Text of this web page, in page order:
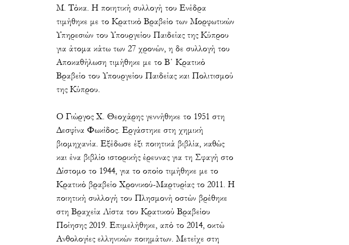
Μ. Τόκα. Η ποιητική συλλογή του Ενέδρα
τιμήθηκε με το Κρατικό Βραβείο των Μορφωτικών
Υπηρεσιών του Υπουργείου Παιδείας της Κύπρου
για άτομα κάτω των 27 χρονών, η δε συλλογή του
Αποκαθήλωση τιμήθηκε με το Β΄ Κρατικό
Βραβείο του Υπουργείου Παιδείας και Πολιτισμού
της Κύπρου.
Ο Γιώργος Χ. Θεοχάρης γεννήθηκε το 1951 στη
Δεσφίνα Φωκίδος. Εργάστηκε στη χημική
βιομηχανία. Εξέδωσε έξι ποιητικά βιβλία, καθώς
και ένα βιβλίο ιστορικής έρευνας για τη Σφαγή στο
Δίστομο το 1944, για το οποίο τιμήθηκε με το
Κρατικό βραβείο Χρονικού-Μαρτυρίας το 2011. Η
ποιητική συλλογή του Πλησμονή οστών βρέθηκε
στη Βραχεία Λίστα του Κρατικού Βραβείου
Ποίησης 2019. Επιμελήθηκε, από το 2014, οκτώ
Ανθολογίες ελληνικών ποιημάτων. Μετείχε στη